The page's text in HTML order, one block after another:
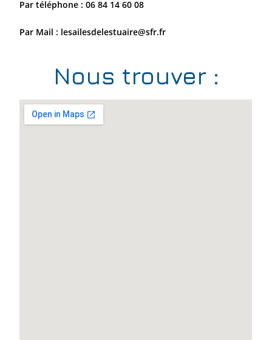
Par téléphone : 06 84 14 60 08
Par Mail : lesailesdelestuaire@sfr.fr
Nous trouver :